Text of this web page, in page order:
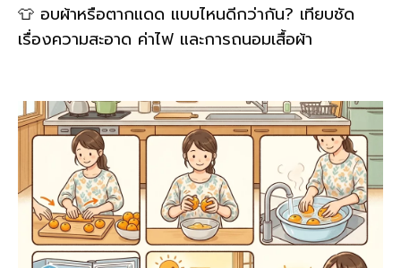
👕 อบผ้าหรือตากแดด แบบไหนดีกว่ากัน? เทียบชัด
เรื่องความสะอาด ค่าไฟ และการถนอมเสื้อผ้า